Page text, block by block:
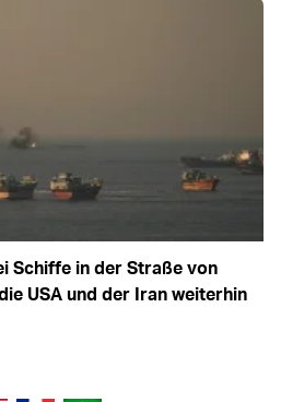
Schiffe in der Straße von
USA und der Iran weiterhin